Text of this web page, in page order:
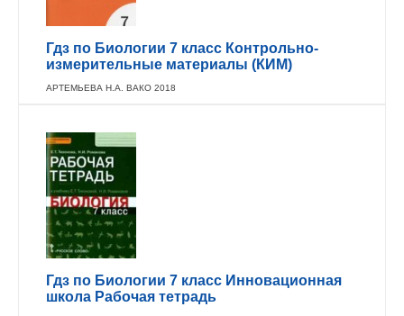
Гдз по Биологии 7 класс Контрольно-
измерительные материалы (КИМ)
АРТЕМЬЕВА Н.А. ВАКО 2018
Гдз по Биологии 7 класс Инновационная
школа Рабочая тетрадь